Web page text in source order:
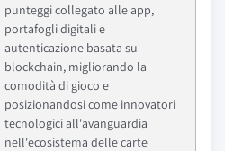
punteggi collegato alle app,
portafogli digitali e
autenticazione basata su
blockchain, migliorando la
comodità di gioco e
posizionandosi come innovatori
tecnologici all'avanguardia
nell'ecosistema delle carte